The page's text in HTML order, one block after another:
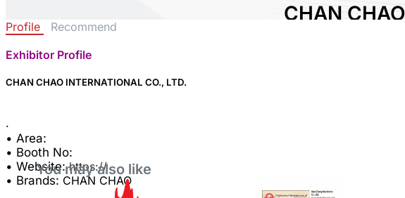
CHAN CHAO
Profile Recommend
Exhibitor Profile
CHAN CHAO INTERNATIONAL CO., LTD.
• Area:
• Booth No:
• Website:https://
• Brands: CHAN CHAO
You may also like